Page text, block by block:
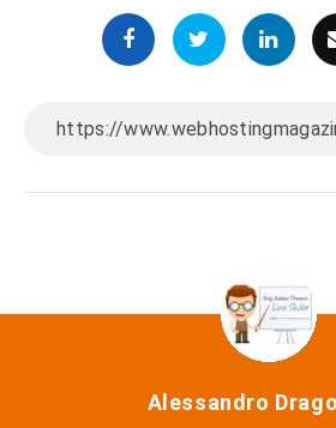
Alessandro